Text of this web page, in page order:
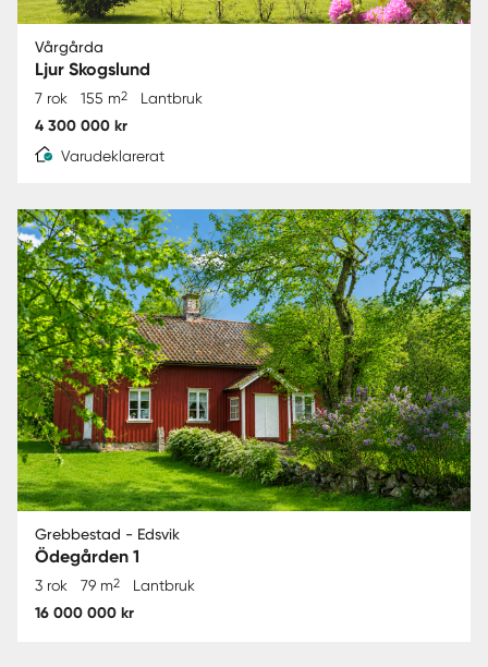
Vårgårda
Ljur Skogslund
7 rok 155 m2 Lantbruk
4 300 000 kr
Varudeklarerat
Grebbestad - Edsvik
Ödegården 1
3 rok 79 m2 Lantbruk
16 000 000 kr